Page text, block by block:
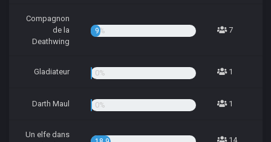
Compagnon
de la
Deathwing
9.46% 7
Gladiateur 1.35% 1
Darth Maul 1.35% 1
Un elfe dans
14